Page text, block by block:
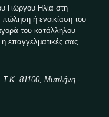
Γιώργου Ηλία στη
ή ενοικίαση του
του κατάλληλου
επαγγελματικές σας
Τ.Κ. 81100, Μυτιλήνη -